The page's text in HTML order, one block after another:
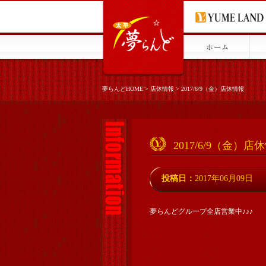
夢らんどHOME>店休情報>2017/6/9（金）店休情報
2017/6/9（金）店
投稿日： 2017年06月09日
夢らんどグループ全店営業中♪♪♪